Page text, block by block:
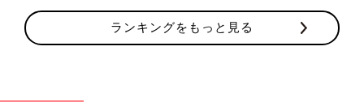
うものを、子どものそばに置かないということが大切です。生後
7カ月ごろからは、とくに注意してください。ベビーカーだけで
なくベビーベッドに寝かせるときやチャイルドシートに座らせて
――夏なら日よけや冷房対策、冬なら防寒、そしてお昼寝用にブ
ランキングをもっと見る